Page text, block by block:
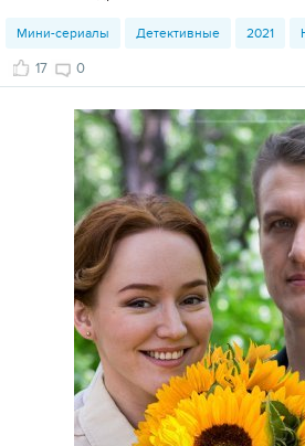
Мини-сериалы Детективные 2021
17 0